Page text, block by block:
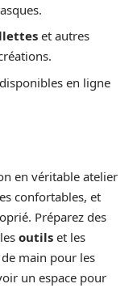
et autres
en ligne
en véritable atelier
confortables, et
Préparez des
outils et les
main pour les
un espace pour